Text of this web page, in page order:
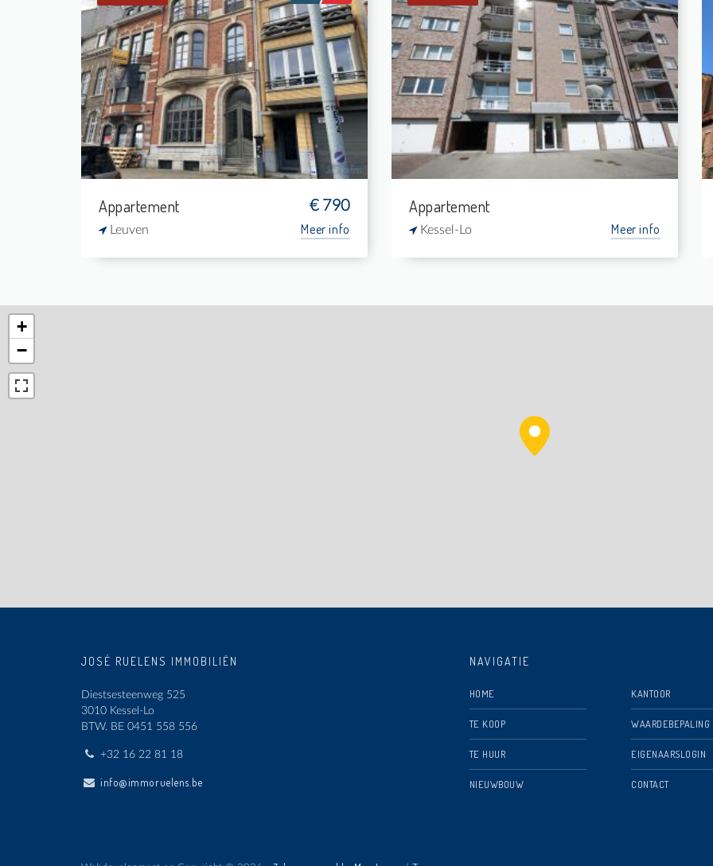
Verhuurd: Studio
-
-
1
32 m²
Appartement € 790
Leuven Meer info
Verhuurd: Appartement
2
-
1
-
Appartement
Kessel-Lo Meer info
+
−
JOSÉ RUELENS IMMOBILIËN
Diestsesteenweg 525
3010 Kessel-Lo
BTW. BE 0451 558 556
+32 16 22 81 18
info@immoruelens.be
NAVIGATIE
HOME
TE KOOP
TE HUUR
NIEUWBOUW
KANTOOR
WAARDEBEPALING
EIGENAARSLOGIN
CONTACT